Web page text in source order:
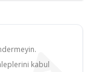
kabul